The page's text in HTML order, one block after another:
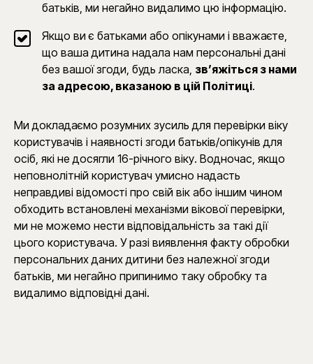
батьків, ми негайно видалимо цю інформацію.
Якщо ви є батьками або опікунами і вважаєте,
що ваша дитина надала нам персональні дані
без вашої згоди, будь ласка, зв’яжіться з нами
за адресою, вказаною в цій Політиці.
Ми докладаємо розумних зусиль для перевірки віку
користувачів і наявності згоди батьків/опікунів для
осіб, які не досягли 16-річного віку​. Водночас, якщо
неповнолітній користувач умисно надасть
неправдиві відомості про свій вік або іншим чином
обходить встановлені механізми вікової перевірки,
ми не можемо нести відповідальність за такі дії
цього користувача. У разі виявлення факту обробки
персональних даних дитини без належної згоди
батьків, ми негайно припинимо таку обробку та
видалимо відповідні дані.